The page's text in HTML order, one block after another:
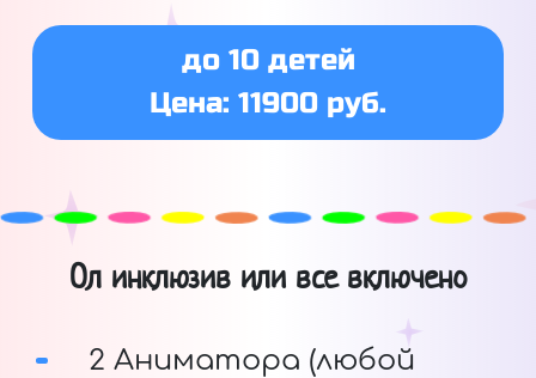
до 10 детей
Цена: 11900 руб.
Ол инклюзив или все включено
2 Аниматора (любой